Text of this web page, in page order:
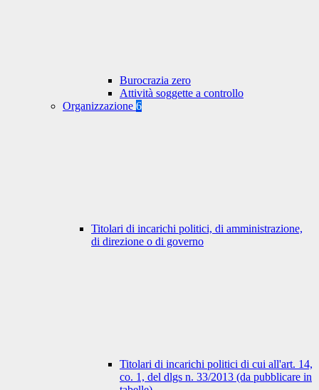
Burocrazia zero
Attività soggette a controllo
Organizzazione 6
Titolari di incarichi politici, di amministrazione,
di direzione o di governo
Titolari di incarichi politici di cui all'art. 14,
co. 1, del dlgs n. 33/2013 (da pubblicare in